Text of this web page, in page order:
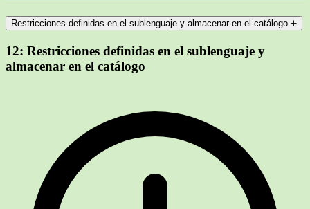
Restricciones definidas en el sublenguaje y almacenar en el catálogo
12: Restricciones definidas en el sublenguaje y
almacenar en el catálogo